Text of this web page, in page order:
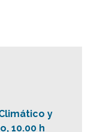
y
10.00 h